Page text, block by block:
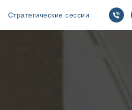
Стратегические сессии